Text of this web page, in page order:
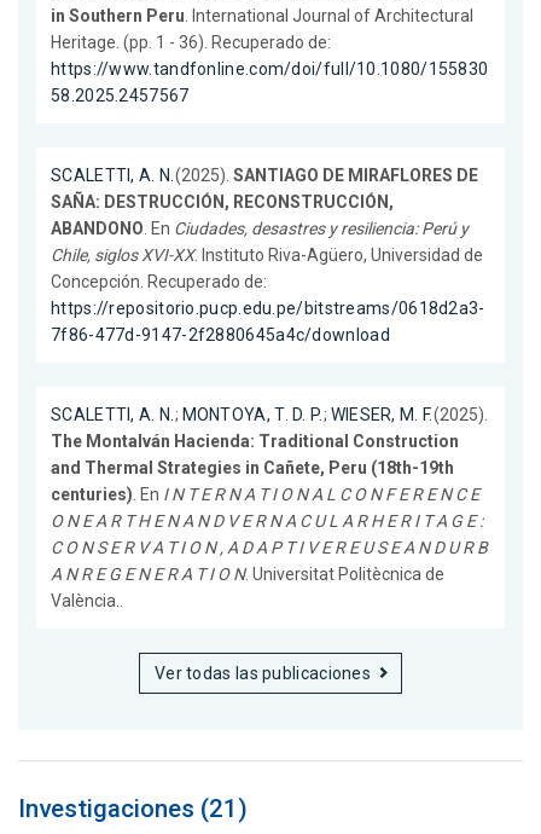
in Southern Peru . International Journal of Architectural
Heritage. (pp. 1 - 36). Recuperado de:
https://www.tandfonline.com/doi/full/10.1080/155830
58.2025.2457567
SCALETTI, A. N. (2025). SANTIAGO DE MIRAFLORES DE
SAÑA: DESTRUCCIÓN, RECONSTRUCCIÓN,
ABANDONO . En Ciudades, desastres y resiliencia: Perú y
Chile, siglos XVI-XX. Instituto Riva-Agüero, Universidad de
Concepción. Recuperado de:
https://repositorio.pucp.edu.pe/bitstreams/0618d2a3-
7f86-477d-9147-2f2880645a4c/download
SCALETTI, A. N. ; MONTOYA, T. D. P.; WIESER, M. F.(2025).
The Montalván Hacienda: Traditional Construction
and Thermal Strategies in Cañete, Peru (18th-19th
centuries) . En I N T E R N A T I O N A L C O N F E R E N C E
O N E A R T H E N A N D V E R N A C U L A R H E R I T A G E :
C O N S E R V A T I O N , A D A P T I V E R E U S E A N D U R B
A N R E G E N E R A T I O N. Universitat Politècnica de
València..
Ver todas las publicaciones
Investigaciones (21)